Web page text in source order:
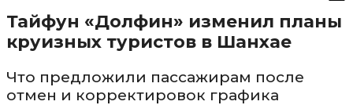
Тайфун «Долфин» изменил планы
круизных туристов в Шанхае
Что предложили пассажирам после
отмен и корректировок графика